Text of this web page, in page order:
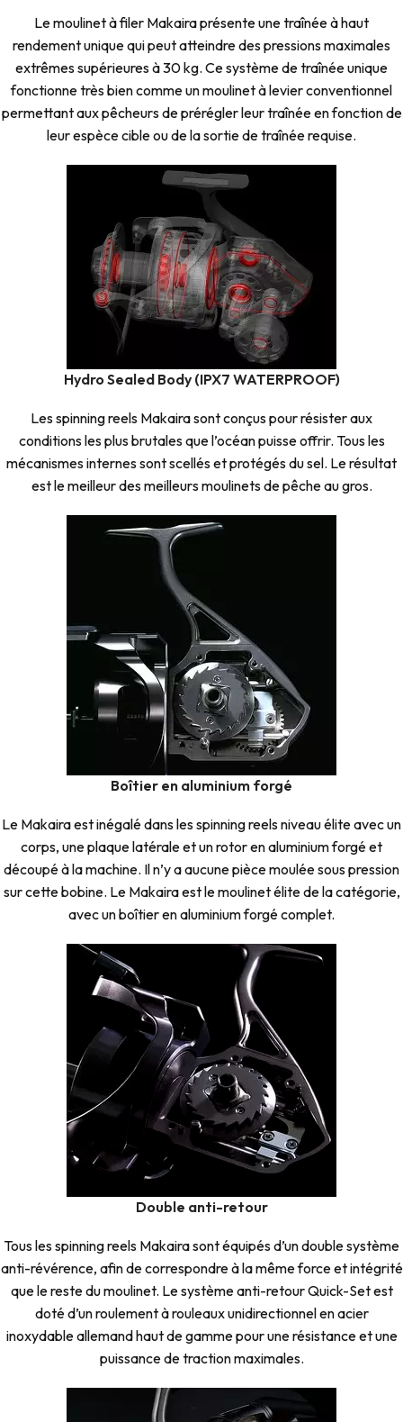
Le moulinet à filer Makaira présente une traînée à haut
rendement unique qui peut atteindre des pressions maximales
extrêmes supérieures à 30 kg. Ce système de traînée unique
fonctionne très bien comme un moulinet à levier conventionnel
permettant aux pêcheurs de prérégler leur traînée en fonction de
leur espèce cible ou de la sortie de traînée requise.
Hydro Sealed Body (IPX7 WATERPROOF)
Les spinning reels Makaira sont conçus pour résister aux
conditions les plus brutales que l’océan puisse offrir. Tous les
mécanismes internes sont scellés et protégés du sel. Le résultat
est le meilleur des meilleurs moulinets de pêche au gros.
Boîtier en aluminium forgé
Le Makaira est inégalé dans les spinning reels niveau élite avec un
corps, une plaque latérale et un rotor en aluminium forgé et
découpé à la machine. Il n’y a aucune pièce moulée sous pression
sur cette bobine. Le Makaira est le moulinet élite de la catégorie,
avec un boîtier en aluminium forgé complet.
Double anti-retour
Tous les spinning reels Makaira sont équipés d’un double système
anti-révérence, afin de correspondre à la même force et intégrité
que le reste du moulinet. Le système anti-retour Quick-Set est
doté d’un roulement à rouleaux unidirectionnel en acier
inoxydable allemand haut de gamme pour une résistance et une
puissance de traction maximales.